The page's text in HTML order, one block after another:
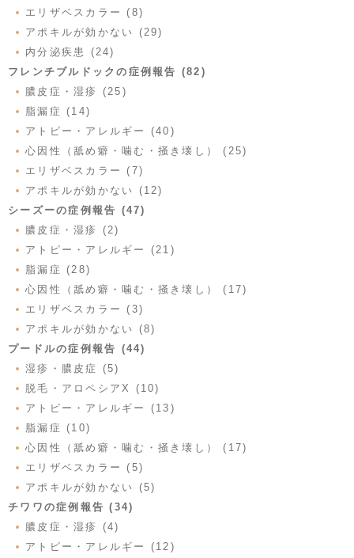
エリザベスカラー (8)
アポキルが効かない (29)
内分泌疾患 (24)
フレンチブルドックの症例報告 (82)
膿皮症・湿疹 (25)
脂漏症 (14)
アトピー・アレルギー (40)
心因性（舐め癖・噛む・掻き壊し） (25)
エリザベスカラー (7)
アポキルが効かない (12)
シーズーの症例報告 (47)
膿皮症・湿疹 (2)
アトピー・アレルギー (21)
脂漏症 (28)
心因性（舐め癖・噛む・掻き壊し） (17)
エリザベスカラー (3)
アポキルが効かない (8)
プードルの症例報告 (44)
湿疹・膿皮症 (5)
脱毛・アロペシアX (10)
アトピー・アレルギー (13)
脂漏症 (10)
心因性（舐め癖・噛む・掻き壊し） (17)
エリザベスカラー (5)
アポキルが効かない (5)
チワワの症例報告 (34)
膿皮症・湿疹 (4)
アトピー・アレルギー (12)